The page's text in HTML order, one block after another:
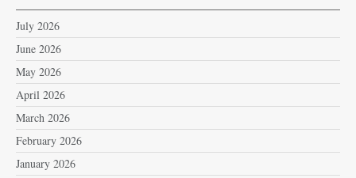
July 2026
June 2026
May 2026
April 2026
March 2026
February 2026
January 2026